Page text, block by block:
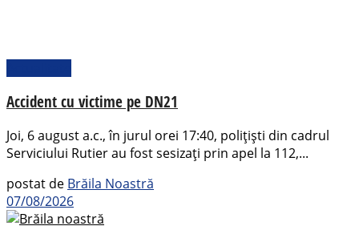
Accident cu victime pe DN21
Joi, 6 august a.c., în jurul orei 17:40, polițiști din cadrul
Serviciului Rutier au fost sesizați prin apel la 112,...
postat de Brăila Noastră
07/08/2026